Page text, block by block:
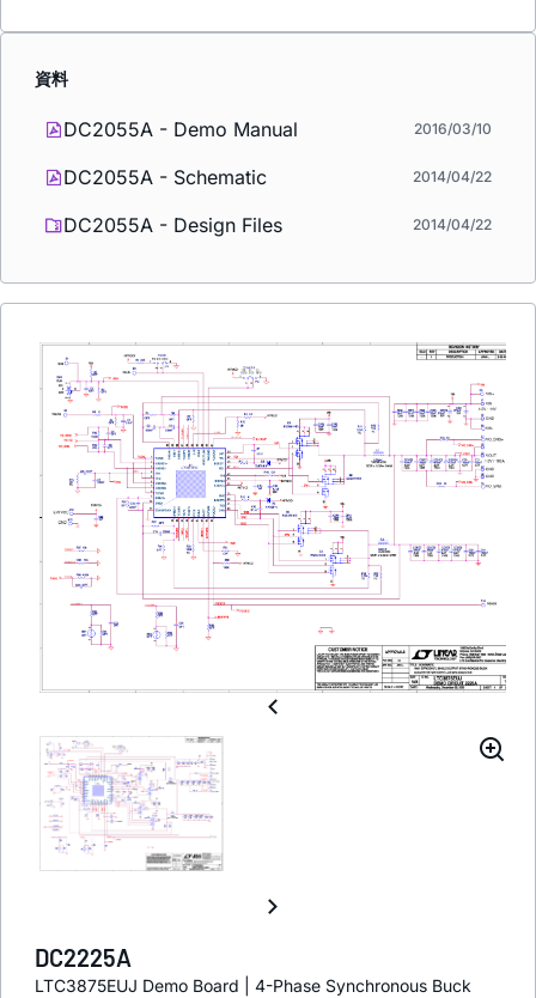
資料
DC2055A - Demo Manual 2016/03/10
DC2055A - Schematic 2014/04/22
DC2055A - Design Files 2014/04/22
DC2225A
LTC3875EUJ Demo Board | 4-Phase Synchronous Buck